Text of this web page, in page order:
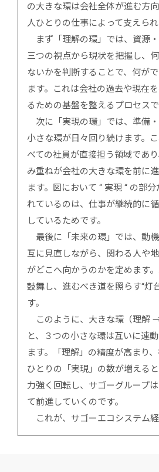
の大きな環は会社全体が進む方
人ひとりの仕事によって支えられ
まず「理解の環」では、資源
三つの視点から現状を把握し、
ないかを判断することで、何が
ます。これは会社の過去や現在
るための基盤を整えるプロセスで
次に「実現の環」では、準備
小さな環が日々回り続けます。
べての社員が直接担う領域であ
み重ねが会社の大きな環を前に
ます。図において “ 実現 “ の部
れているのは、仕事が継続的に
しているためです。
最後に「未来の環」では、動
互に見直しながら、関わる人や
がどこへ向かうのかを定めます
鼓舞し、進むべき道を照らす“灯
す。
このように、大きな環（理解
と、３つの小さな環は互いに連
ます。「理解」の精度が高まり
ひとりの「実現」の数が増える
力強く回転し、サゴーグループ
て前進していくのです。
これが、サゴーエコシステム経